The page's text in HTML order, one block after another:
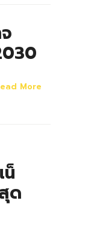
More
ด